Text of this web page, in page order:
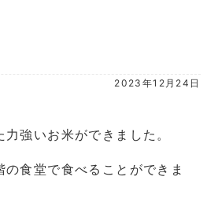
2023年12月24日
強いお米ができました。
食堂で食べることができま